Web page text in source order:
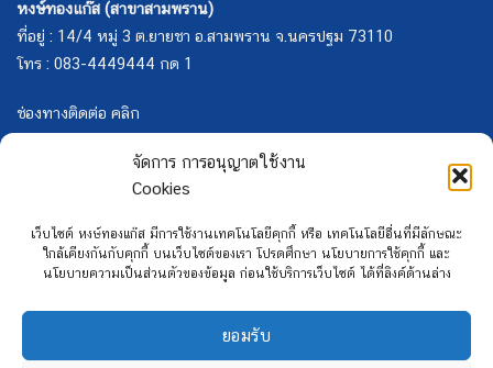
จัดการ การอนุญาตใช้งาน
Cookies
เว็บไซต์ หงษ์ทองแก๊ส มีการใช้งานเทคโนโลยีคุกกี้ หรือ เทคโนโลยีอื่นที่มีลักษณะ
ใกล้เคียงกันกับคุกกี้ บนเว็บไซต์ของเรา โปรดศึกษา นโยบายการใช้คุกกี้ และ
นโยบายความเป็นส่วนตัวของข้อมูล ก่อนใช้บริการเว็บไซต์ ได้ที่ลิงค์ด้านล่าง
ยอมรับ
หงษ์ทองแก๊ส (สาขาสามพราน)
ที่อยู่ : 14/4 หมู่ 3 ต.ยายชา อ.สามพราน จ.นครปฐม 73110
โทร : 083-4449444 กด 1
ช่องทางติดต่อ คลิก